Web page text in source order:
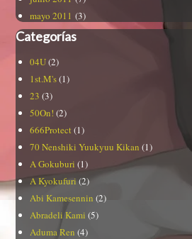
mayo 2011 (3)
Categorías
04U(2)
1st.M's(1)
23 (3)
50On! (2)
666Protect (1)
70 Nenshiki Yuukyuu Kikan (1)
A Gokuburi (1)
A Kyokufuri(2)
Abi Kamesennin (2)
Abradeli Kami (5)
Aduma Ren (4)